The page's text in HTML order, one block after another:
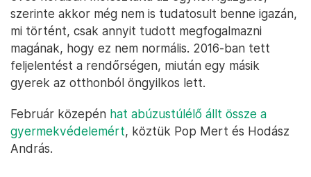
szerinte akkor még nem is tudatosult benne igazán,
mi történt, csak annyit tudott megfogalmazni
magának, hogy ez nem normális. 2016-ban tett
feljelentést a rendőrségen, miután egy másik
gyerek az otthonból öngyilkos lett.
Február közepén hat abúzustúlélő állt össze a
gyermekvédelemért, köztük Pop Mert és Hodász
András.